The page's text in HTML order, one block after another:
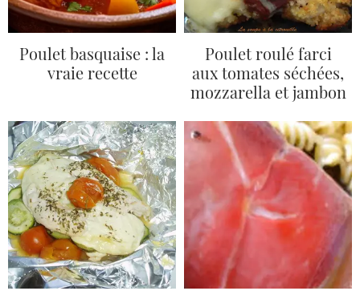
Poulet basquaise : la
vraie recette
Poulet roulé farci
aux tomates séchées,
mozzarella et jambon